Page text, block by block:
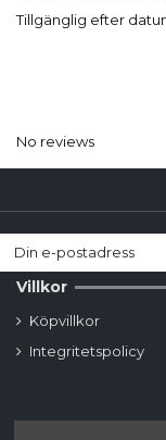
Tillgänglig efter
No reviews
Villkor
Köpvillkor
Integritetspolicy